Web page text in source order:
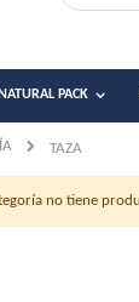
Search
NATURAL PACK
TAZA
no tiene